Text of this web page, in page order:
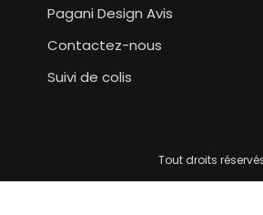
Pagani Design Avis
Contactez-nous
Suivi de colis
Tout droits